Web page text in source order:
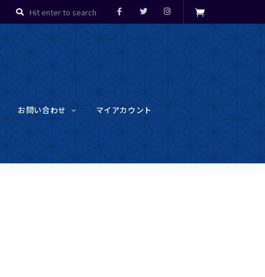
お問い合わせ マイアカウント